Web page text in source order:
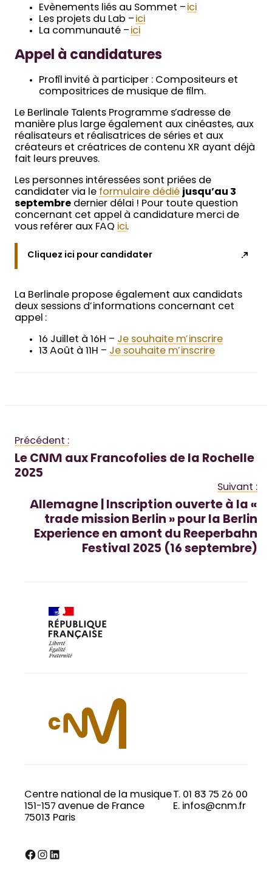
Evènements liés au Sommet – ici
Les projets du Lab – ici
La communauté – ici
Appel à candidatures
Profil invité à participer : Compositeurs et
compositrices de musique de film.
Le Berlinale Talents Programme s’adresse de
manière plus large également aux cinéastes, aux
réalisateurs et réalisatrices de séries et aux
créateurs et créatrices de contenu XR ayant déjà
fait leurs preuves.
Les personnes intéressées sont priées de
candidater via le formulaire dédié jusqu’au 3
septembre dernier délai ! Pour toute question
concernant cet appel à candidature merci de
vous reférer aux FAQ ici.
Cliquez ici pour candidater
La Berlinale propose également aux candidats
deux sessions d’informations concernant cet
appel :
16 Juillet à 16H – Je souhaite m’inscrire
13 Août à 11H – Je souhaite m’inscrire
Précédent :
Le CNM aux Francofolies de la Rochelle
2025
Suivant :
Allemagne | Inscription ouverte à la «
trade mission Berlin » pour la Berlin
Experience en amont du Reeperbahn
Festival 2025 (16 septembre)
Centre national de la musique
151-157 avenue de France
75013 Paris
T. 01 83 75 26 00
E. infos@cnm.fr
Facebook InstagramLinkedIn